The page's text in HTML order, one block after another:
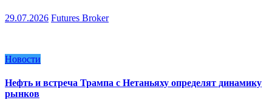
29.07.2026 Futures Broker
Новости
Нефть и встреча Трампа с Нетаньяху определят динамику
рынков